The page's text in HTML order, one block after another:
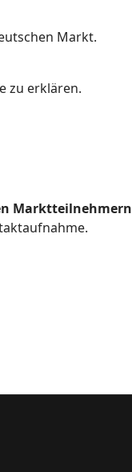
Markt.
zu erklären.
Marktteilnehmern